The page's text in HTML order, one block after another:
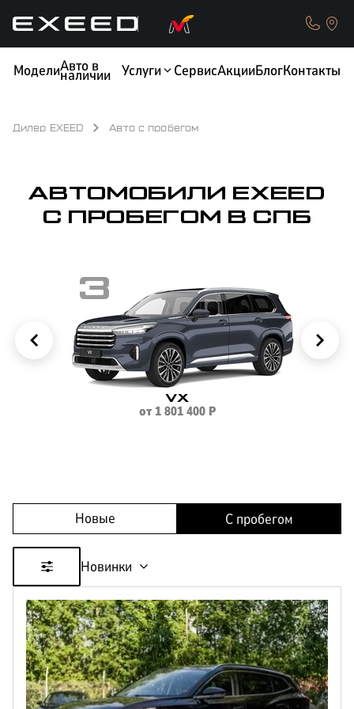
МоделиАвто в
наличии Услуги СервисАкцииБлогКонтакты
КРЕДИТ ОБМЕН / TRADE-IN
ТЕСТ-ДРАЙВ СТРАХОВАНИЕ
КОРПОРАТИВНЫМ
КЛИЕНТАМ
Дилер EXEED Авто с пробегом
АВТОМОБИЛИ EXEED
C ПРОБЕГОМ В СПБ
3
VX
от 1 801 400Р
Новые С пробегом
Новинки
до
Пробег
до